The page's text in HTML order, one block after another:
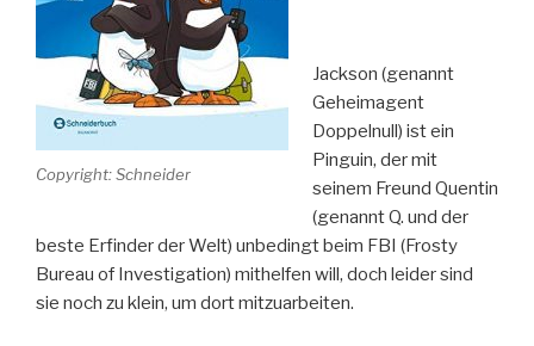
Copyright: Schneider
Jackson (genannt
Geheimagent
Doppelnull) ist ein
Pinguin, der mit
seinem Freund Quentin
(genannt Q. und der
beste Erfinder der Welt) unbedingt beim FBI (Frosty
Bureau of Investigation) mithelfen will, doch leider sind
sie noch zu klein, um dort mitzuarbeiten.